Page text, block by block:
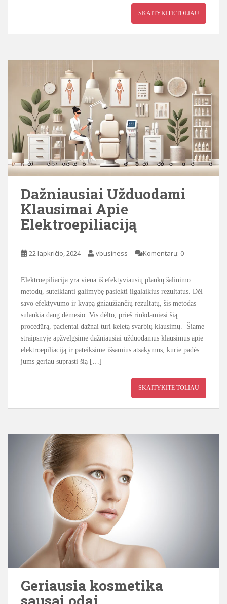
SKAITYKITE TOLIAU
Dažniausiai Užduodami
Klausimai Apie
Elektroepiliaciją
22 lapkričio, 2024 vbusiness Komentarų: 0
Elektroepiliacija yra viena iš efektyviausių plaukų šalinimo
metodų, suteikianti galimybę pasiekti ilgalaikius rezultatus. Dėl
savo efektyvumo ir kvapą gniaužiančių rezultatų, šis metodas
sulaukia daug dėmesio. Vis dėlto, prieš rinkdamiesi šią
procedūrą, pacientai dažnai turi keletą svarbių klausimų. Šiame
straipsnyje apžvelgsime dažniausiai užduodamus klausimus apie
elektroepiliaciją ir pateiksime išsamius atsakymus, kurie padės
jums geriau suprasti šią […]
SKAITYKITE TOLIAU
Geriausia kosmetika